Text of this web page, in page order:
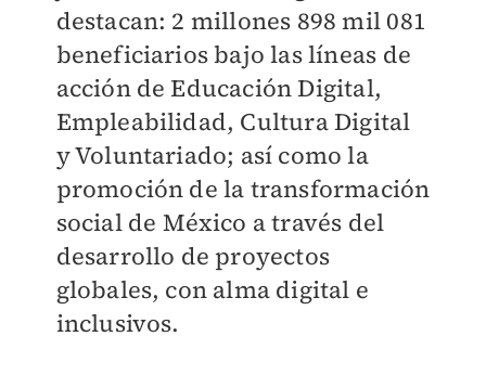
destacan: 2 millones 898 mil 081
beneficiarios bajo las líneas de
acción de Educación Digital,
Empleabilidad, Cultura Digital
y Voluntariado; así como la
promoción de la transformación
social de México a través del
desarrollo de proyectos
globales, con alma digital e
inclusivos.